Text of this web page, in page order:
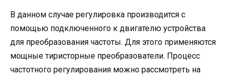
В данном случае регулировка производится с
помощью подключенного к двигателю устройства
для преобразования частоты. Для этого применяются
мощные тиристорные преобразователи. Процесс
частотного регулирования можно рассмотреть на